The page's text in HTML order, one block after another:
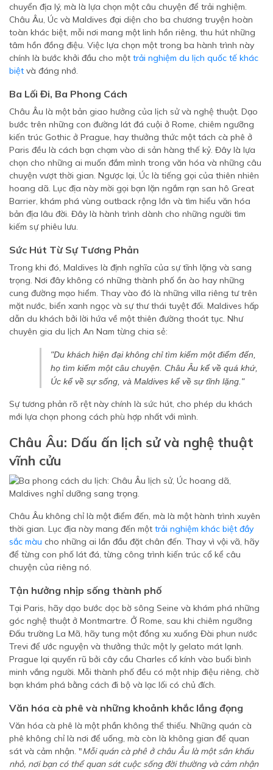
chuyển địa lý, mà là lựa chọn một câu chuyện để trải nghiệm.
Châu Âu, Úc và Maldives đại diện cho ba chương truyện hoàn
toàn khác biệt, mỗi nơi mang một linh hồn riêng, thu hút những
tâm hồn đồng điệu. Việc lựa chọn một trong ba hành trình này
chính là bước khởi đầu cho một trải nghiệm du lịch quốc tế khác
biệt và đáng nhớ.
Ba Lối Đi, Ba Phong Cách
Châu Âu là một bản giao hưởng của lịch sử và nghệ thuật. Dạo
bước trên những con đường lát đá cuội ở Rome, chiêm ngưỡng
kiến trúc Gothic ở Prague, hay thưởng thức một tách cà phê ở
Paris đều là cách bạn chạm vào di sản hàng thế kỷ. Đây là lựa
chọn cho những ai muốn đắm mình trong văn hóa và những câu
chuyện vượt thời gian. Ngược lại, Úc là tiếng gọi của thiên nhiên
hoang dã. Lục địa này mời gọi bạn lặn ngắm rạn san hô Great
Barrier, khám phá vùng outback rộng lớn và tìm hiểu văn hóa
bản địa lâu đời. Đây là hành trình dành cho những người tìm
kiếm sự phiêu lưu.
Sức Hút Từ Sự Tương Phản
Trong khi đó, Maldives là định nghĩa của sự tĩnh lặng và sang
trọng. Nơi đây không có những thành phố ồn ào hay những
cung đường mạo hiểm. Thay vào đó là những villa riêng tư trên
mặt nước, biển xanh ngọc và sự thư thái tuyệt đối. Maldives hấp
dẫn du khách bởi lời hứa về một thiên đường thoát tục. Như
chuyên gia du lịch An Nam từng chia sẻ:
"Du khách hiện đại không chỉ tìm kiếm một điểm đến,
họ tìm kiếm một câu chuyện. Châu Âu kể về quá khứ,
Úc kể về sự sống, và Maldives kể về sự tĩnh lặng."
Sự tương phản rõ rệt này chính là sức hút, cho phép du khách
mới lựa chọn phong cách phù hợp nhất với mình.
Châu Âu: Dấu ấn lịch sử và nghệ thuật
vĩnh cửu
Châu Âu không chỉ là một điểm đến, mà là một hành trình xuyên
thời gian. Lục địa này mang đến một trải nghiệm khác biệt đầy
sắc màu cho những ai lần đầu đặt chân đến. Thay vì vội vã, hãy
để từng con phố lát đá, từng công trình kiến trúc cổ kể câu
chuyện của riêng nó.
Tận hưởng nhịp sống thành phố
Tại Paris, hãy dạo bước dọc bờ sông Seine và khám phá những
góc nghệ thuật ở Montmartre. Ở Rome, sau khi chiêm ngưỡng
Đấu trường La Mã, hãy tung một đồng xu xuống Đài phun nước
Trevi để ước nguyện và thưởng thức một ly gelato mát lạnh.
Prague lại quyến rũ bởi cây cầu Charles cổ kính vào buổi bình
minh vắng người. Mỗi thành phố đều có một nhịp điệu riêng, chờ
bạn khám phá bằng cách đi bộ và lạc lối có chủ đích.
Văn hóa cà phê và những khoảnh khắc lắng đọng
Văn hóa cà phê là một phần không thể thiếu. Những quán cà
phê không chỉ là nơi để uống, mà còn là không gian để quan
sát và cảm nhận. "Mỗi quán cà phê ở châu Âu là một sân khấu
nhỏ, nơi bạn có thể quan sát cuộc sống đời thường và cảm nhận